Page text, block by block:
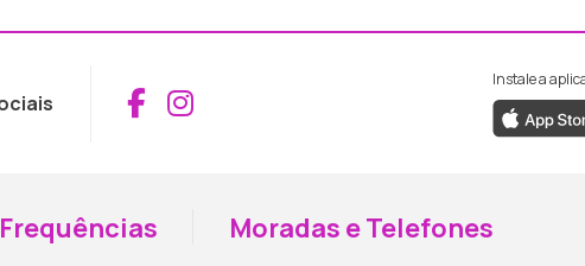
Aceder ao Facebook da RTP
Aceder ao Instagram da
Instale a
Frequências Moradas e Telefones